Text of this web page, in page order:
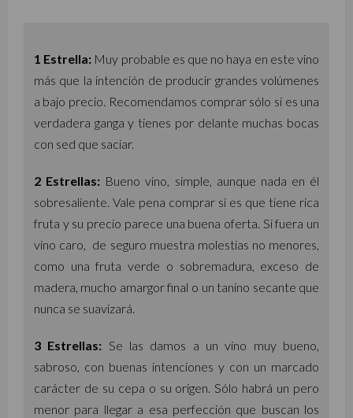
1 Estrella: Muy probable es que no haya en este vino
más que la intención de producir grandes volúmenes
a bajo precio. Recomendamos comprar sólo si es una
verdadera ganga y tienes por delante muchas bocas
con sed que saciar.
2Estrellas: Bueno vino, simple, aunque nada en él
sobresaliente. Vale pena comprar si es que tiene rica
fruta y su precio parece una buena oferta. Si fuera un
vino caro, de seguro muestra molestias no menores,
como una fruta verde o sobremadura, exceso de
madera, mucho amargor final o un tanino secante que
nunca se suavizará.
3 Estrellas: Se las damos a un vino muy bueno,
sabroso, con buenas intenciones y con un marcado
carácter de su cepa o su origen. Sólo habrá un pero
menor para llegar a esa perfección que buscan los